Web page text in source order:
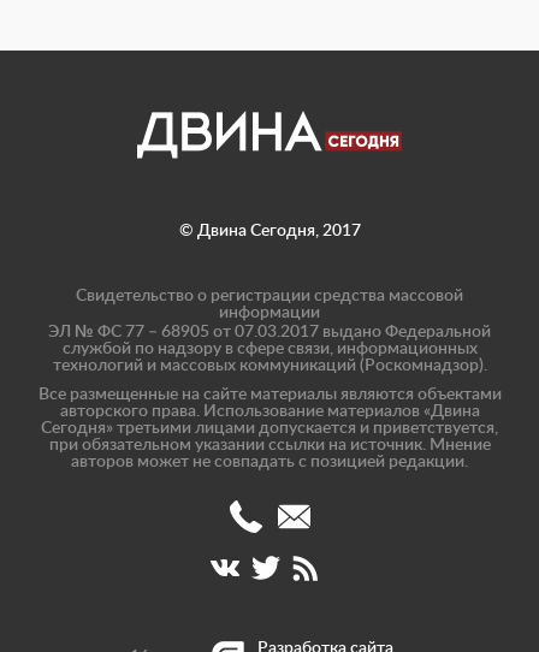
© Двина Сегодня, 2017
Свидетельство о регистрации средства массовой
информации
ЭЛ № ФС 77 – 68905 от 07.03.2017 выдано Федеральной
службой по надзору в сфере связи, информационных
технологий и массовых коммуникаций (Роскомнадзор).
Все размещенные на сайте материалы являются объектами
авторского права. Использование материалов «Двина
Сегодня» третьими лицами допускается и приветствуется,
при обязательном указании ссылки на источник. Мнение
авторов может не совпадать с позицией редакции.
(8182)
47-
40
info@dvinatoday.ru
Разработка сайта